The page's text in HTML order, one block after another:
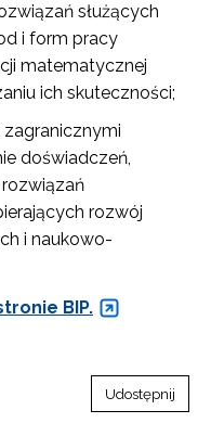
służących
i form pracy
matematycznej
ich skuteczności;
zagranicznymi
doświadczeń,
rozwój
i naukowo-
BIP.
Udostępnij